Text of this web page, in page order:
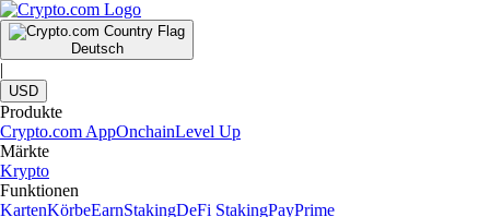
Deutsch
|
USD
Produkte
Crypto.com AppOnchainLevel Up
Märkte
Krypto
Funktionen
KartenKörbeEarnStakingDeFi StakingPayPrime